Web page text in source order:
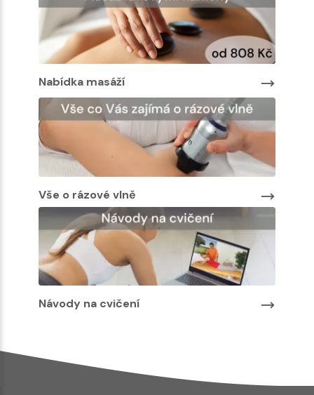
Nabídka masáží
Vše o rázové vlně
Návody na cvičení